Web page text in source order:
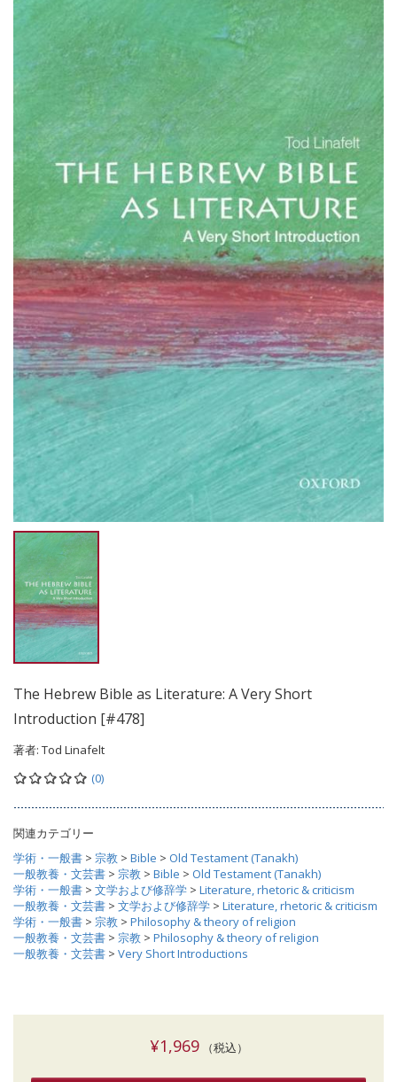
The Hebrew Bible as Literature: A Very Short
Introduction [#478]
著者: Tod Linafelt
(0)
関連カテゴリー
学術・一般書 > 宗教 > Bible > Old Testament (Tanakh)
一般教養・文芸書 > 宗教 > Bible > Old Testament (Tanakh)
学術・一般書 > 文学および修辞学 > Literature, rhetoric & criticism
一般教養・文芸書 > 文学および修辞学 > Literature, rhetoric & criticism
学術・一般書 > 宗教 > Philosophy & theory of religion
一般教養・文芸書 > 宗教 > Philosophy & theory of religion
一般教養・文芸書 > Very Short Introductions
¥1,969（税込）